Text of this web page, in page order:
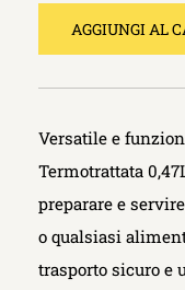
AGGIUNGI AL
Versatile e
Termotrattata
preparare e
o qualsiasi
trasporto sicuro e